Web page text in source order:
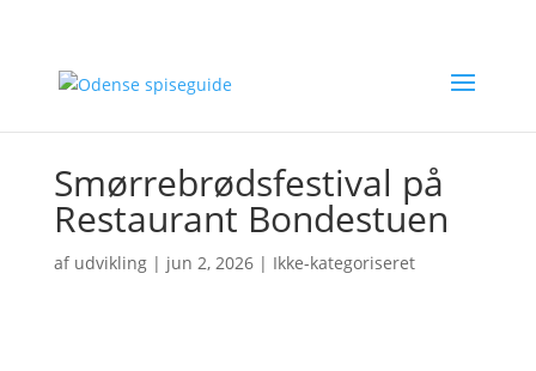
Smørrebrødsfestival på
Restaurant Bondestuen
af udvikling| jun 2, 2026| Ikke-kategoriseret